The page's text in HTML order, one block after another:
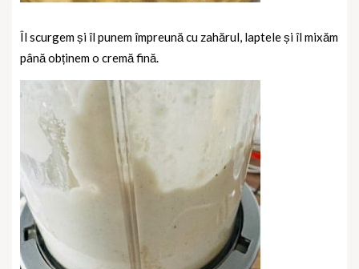
Îl scurgem și îl punem împreună cu zahărul, laptele și îl mixăm
până obținem o cremă fină.